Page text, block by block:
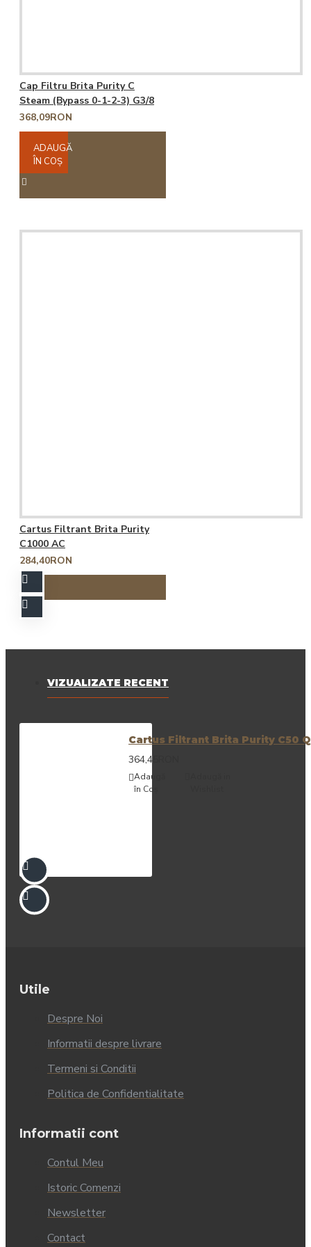
Cap Filtru Brita Purity C
Steam (Bypass 0-1-2-3) G3/8
368,09RON
ADAUGĂ
ÎN COŞ
Cartus Filtrant Brita Purity
C1000 AC
284,40RON
VIZUALIZATE RECENT
Cartus Filtrant Brita Purity C50
364,45RON
Adaugă
în Coş
Utile
Despre Noi
Informatii despre livrare
Termeni si Conditii
Politica de Confidentialitate
Informatii cont
Contul Meu
Istoric Comenzi
Newsletter
Contact